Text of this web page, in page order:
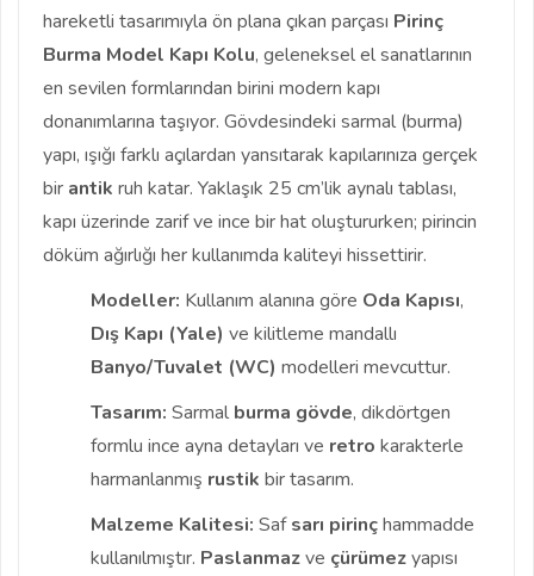
hareketli tasarımıyla ön plana çıkan parçası Pirinç
Burma Model Kapı Kolu, geleneksel el sanatlarının
en sevilen formlarından birini modern kapı
donanımlarına taşıyor. Gövdesindeki sarmal (burma)
yapı, ışığı farklı açılardan yansıtarak kapılarınıza gerçek
bir antik ruh katar. Yaklaşık 25 cm’lik aynalı tablası,
kapı üzerinde zarif ve ince bir hat oluştururken; pirincin
döküm ağırlığı her kullanımda kaliteyi hissettirir.
Modeller: Kullanım alanına göre Oda Kapısı,
Dış Kapı (Yale) ve kilitleme mandallı
Banyo/Tuvalet (WC) modelleri mevcuttur.
Tasarım: Sarmal burma gövde, dikdörtgen
formlu ince ayna detayları ve retro karakterle
harmanlanmış rustik bir tasarım.
Malzeme Kalitesi: Safsarı pirinçhammadde
kullanılmıştır. Paslanmazve çürümezyapısı